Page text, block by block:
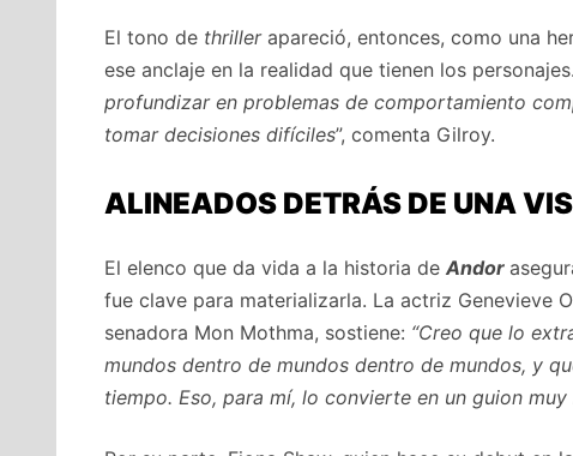
El tono de thriller apareció, entonces, como una
ese anclaje en la realidad que tienen los personajes.
profundizar en problemas de comportamiento
tomar decisiones difíciles”, comenta Gilroy.
ALINEADOS DETRÁS DE UNA
El elenco que da vida a la historia de Andor
fue clave para materializarla. La actriz Genevieve
senadora Mon Mothma, sostiene: “Creo que lo
mundos dentro de mundos dentro de mundos, y
tiempo. Eso, para mí, lo convierte en un guion muy